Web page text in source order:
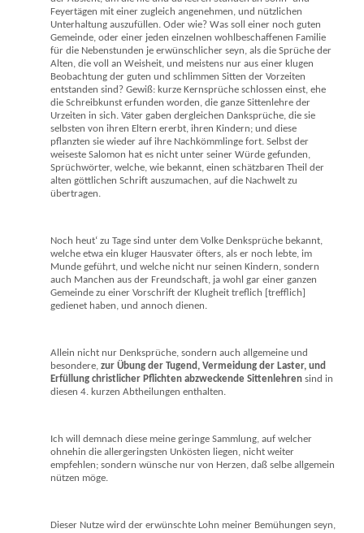
Feyertägen mit einer zugleich angenehmen, und nützlichen
Unterhaltung auszufüllen. Oder wie? Was soll einer noch guten
Gemeinde, oder einer jeden einzelnen wohlbeschaffenen Familie
für die Nebenstunden je erwünschlicher seyn, als die Sprüche der
Alten, die voll an Weisheit, und meistens nur aus einer klugen
Beobachtung der guten und schlimmen Sitten der Vorzeiten
entstanden sind? Gewiß: kurze Kernsprüche schlossen einst, ehe
die Schreibkunst erfunden worden, die ganze Sittenlehre der
Urzeiten in sich. Väter gaben dergleichen Danksprüche, die sie
selbsten von ihren Eltern ererbt, ihren Kindern; und diese
pflanzten sie wieder auf ihre Nachkömmlinge fort. Selbst der
weiseste Salomon hat es nicht unter seiner Würde gefunden,
Sprüchwörter, welche, wie bekannt, einen schätzbaren Theil der
alten göttlichen Schrift auszumachen, auf die Nachwelt zu
übertragen.
Noch heut‘ zu Tage sind unter dem Volke Denksprüche bekannt,
welche etwa ein kluger Hausvater öfters, als er noch lebte, im
Munde geführt, und welche nicht nur seinen Kindern, sondern
auch Manchen aus der Freundschaft, ja wohl gar einer ganzen
Gemeinde zu einer Vorschrift der Klugheit treflich [trefflich]
gedienet haben, und annoch dienen.
Allein nicht nur Denksprüche, sondern auch allgemeine und
besondere, zur Übung der Tugend, Vermeidung der Laster, und
Erfüllung christlicher Pflichten abzweckende Sittenlehren sind in
diesen 4. kurzen Abtheilungen enthalten.
Ich will demnach diese meine geringe Sammlung, auf welcher
ohnehin die allergeringsten Unkösten liegen, nicht weiter
empfehlen; sondern wünsche nur von Herzen, daß selbe allgemein
nützen möge.
Dieser Nutze wird der erwünschte Lohn meiner Bemühungen seyn,